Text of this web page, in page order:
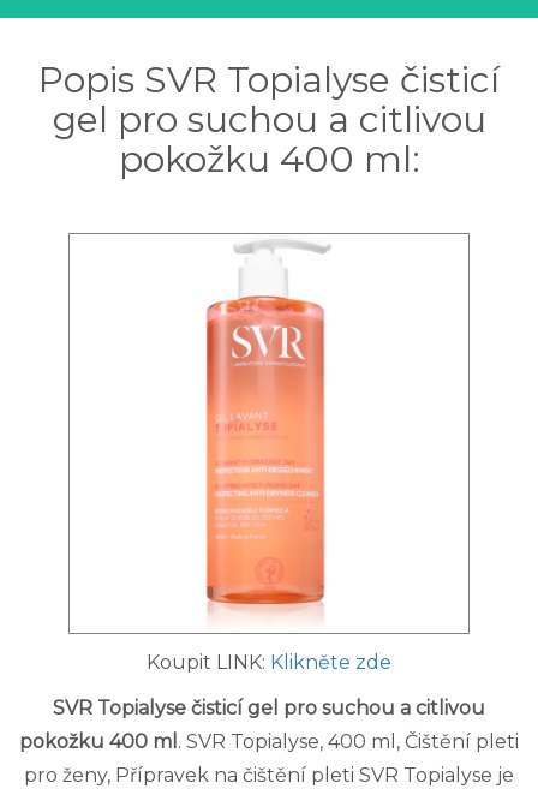
Popis SVR Topialyse čisticí
gel pro suchou a citlivou
pokožku 400 ml:
Koupit LINK: Klikněte zde
SVR Topialyse čisticí gel pro suchou a citlivou
pokožku 400 ml . SVR Topialyse, 400 ml, Čištění pleti
pro ženy, Přípravek na čištění pleti SVR Topialyse je